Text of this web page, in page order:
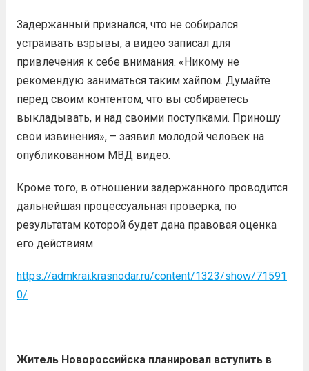
Задержанный признался, что не собирался
устраивать взрывы, а видео записал для
привлечения к себе внимания. «Никому не
рекомендую заниматься таким хайпом. Думайте
перед своим контентом, что вы собираетесь
выкладывать, и над своими поступками. Приношу
свои извинения», – заявил молодой человек на
опубликованном МВД видео.
Кроме того, в отношении задержанного проводится
дальнейшая процессуальная проверка, по
результатам которой будет дана правовая оценка
его действиям.
https://admkrai.krasnodar.ru/content/1323/show/71591
0/
Житель Новороссийска планировал вступить в